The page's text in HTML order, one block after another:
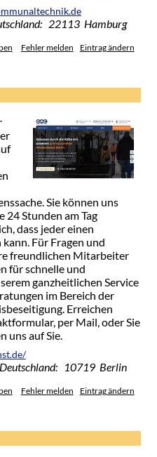
22113 Hamburg
Fehler melden Eintrag ändern
Sie können uns
Stunden am Tag
dass jeder einen
Für Fragen und
freundlichen Mitarbeiter
für schnelle und
ganzheitlichen Service
im Bereich der
Erreichen
per Mail, oder Sie
uns auf Sie.
Deutschland: 10719 Berlin
Fehler melden Eintrag ändern